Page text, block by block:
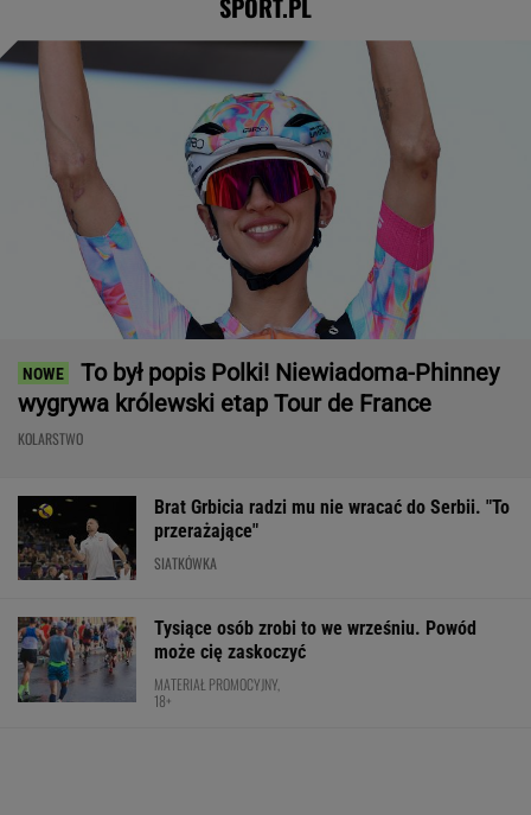
SPORT.PL
To był popis Polki! Niewiadoma-Phinney
wygrywa królewski etap Tour de France
KOLARSTWO
Brat Grbicia radzi mu nie wracać do Serbii. "To
przerażające"
SIATKÓWKA
Tysiące osób zrobi to we wrześniu. Powód
może cię zaskoczyć
MATERIAŁ PROMOCYJNY,
18+